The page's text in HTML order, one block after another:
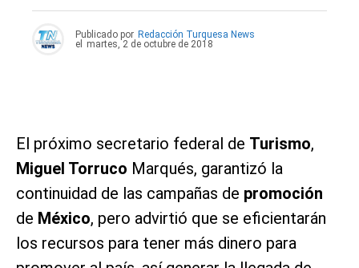
Publicado por Redacción Turquesa News
el
martes, 2 de octubre de 2018
El próximo secretario federal de Turismo,
Miguel Torruco Marqués, garantizó la
continuidad de las campañas de promoción
de México, pero advirtió que se eficientarán
los recursos para tener más dinero para